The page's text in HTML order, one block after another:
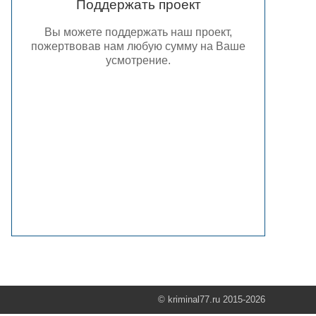
Поддержать проект
Вы можете поддержать наш проект,
пожертвовав нам любую сумму на Ваше
усмотрение.
© kriminal77.ru 2015-2026